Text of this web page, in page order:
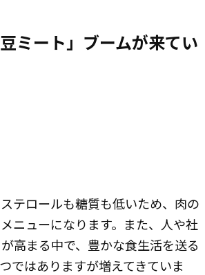
ミート」ブームが来てい
テロールも糖質も低いため、肉の
ニューになります。また、人や社
高まる中で、豊かな食生活を送る
ではありますが増えてきていま